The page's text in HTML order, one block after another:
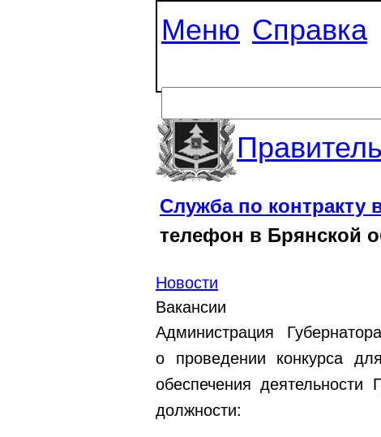
Меню Справка
Служба по
телефон в Брянской
Новости
Вакансии
Администрация
о проведении конкурса
обеспечения
должности: